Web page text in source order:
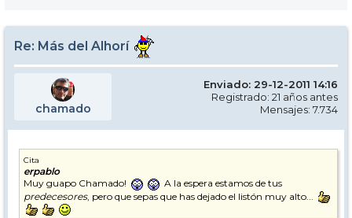
Re: Más del Alhorí
chamado
Enviado: 29-12-2011 14:16
Registrado: 21 años antes
Mensajes: 7.734
Cita
erpablo
Muy guapo Chamado!
A la espera estamos de tus
predecesores, pero que sepas que has dejado el listón muy alto...